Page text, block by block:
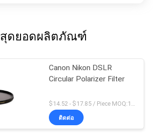
สุดยอดผลิตภัณฑ์
Canon Nikon DSLR
Circular Polarizer Filter
$14.52 - $17.85 / Piece MOQ:100
ติดต่อ